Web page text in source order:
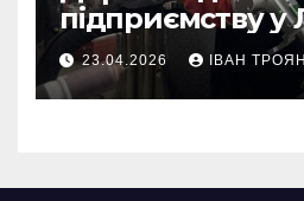
підприємству у
відновити
потужності
російського
23.04.2026 ІВАН ТРОЯН